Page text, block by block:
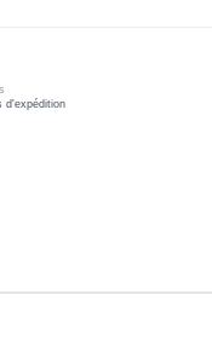
d'expédition